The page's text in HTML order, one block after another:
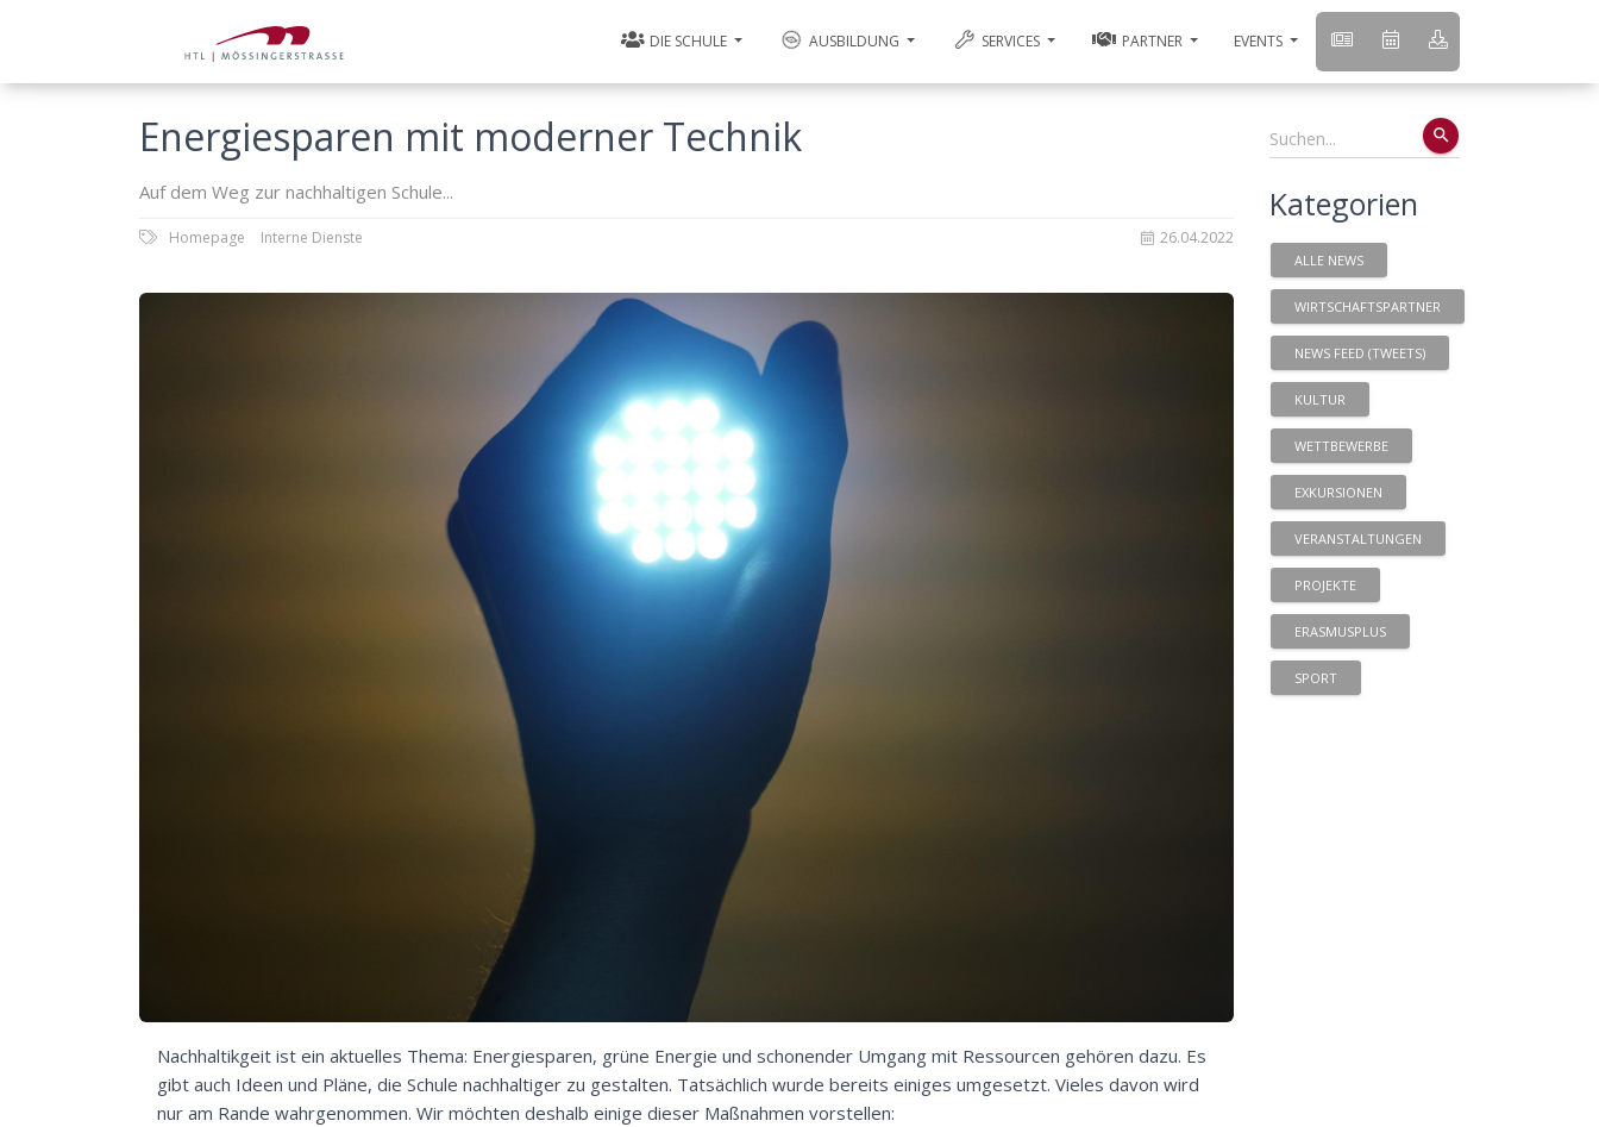
DIE SCHULE AUSBILDUNG SERVICES PARTNER EVENTS
Energiesparen mit moderner Technik
Auf dem Weg zur nachhaltigen Schule...
26.04.2022
Homepage Interne Dienste
Nachhaltikgeit ist ein aktuelles Thema: Energiesparen, grüne Energie und schonender Umgang mit Ressourcen gehören dazu. Es
gibt auch Ideen und Pläne, die Schule nachhaltiger zu gestalten. Tatsächlich wurde bereits einiges umgesetzt. Vieles davon wird
nur am Rande wahrgenommen. Wir möchten deshalb einige dieser Maßnahmen vorstellen:
search
Kategorien
ALLE NEWS
WIRTSCHAFTSPARTNER
NEWS FEED (TWEETS)
KULTUR
WETTBEWERBE
EXKURSIONEN
VERANSTALTUNGEN
PROJEKTE
ERASMUSPLUS
SPORT